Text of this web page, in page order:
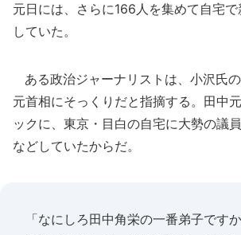
元日には、さらに166人を集めて自宅で
していた。
ある政治ジャーナリストは、小沢氏
元首相にそっくりだと指摘する。田中
ックに、東京・目白の自宅に大勢の議
などしていたからだ。
「なにしろ田中角栄の一番弟子です